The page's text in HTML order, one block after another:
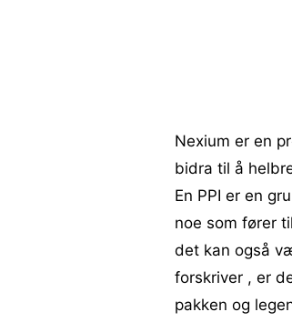
Nexium er en
bidra til å
En PPI er en
noe som fører
det kan også
forskriver , er
pakken og